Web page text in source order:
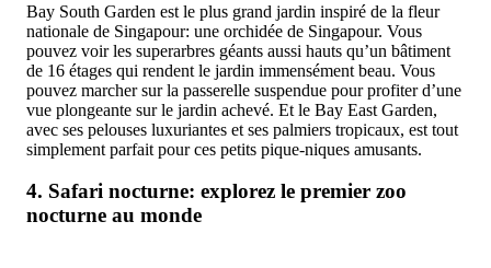
Bay South Garden est le plus grand jardin inspiré de la fleur
nationale de Singapour: une orchidée de Singapour. Vous
pouvez voir les superarbres géants aussi hauts qu’un bâtiment
de 16 étages qui rendent le jardin immensément beau. Vous
pouvez marcher sur la passerelle suspendue pour profiter d’une
vue plongeante sur le jardin achevé. Et le Bay East Garden,
avec ses pelouses luxuriantes et ses palmiers tropicaux, est tout
simplement parfait pour ces petits pique-niques amusants.
4. Safari nocturne: explorez le premier zoo
nocturne au monde